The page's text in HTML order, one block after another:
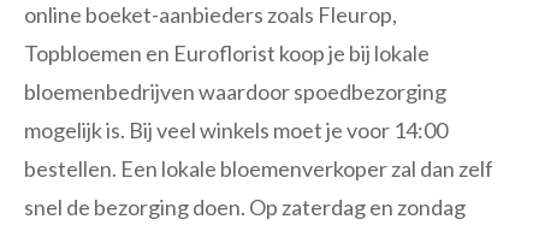
online boeket-aanbieders zoals Fleurop,
Topbloemen en Euroflorist koop je bij lokale
bloemenbedrijven waardoor spoedbezorging
mogelijk is. Bij veel winkels moet je voor 14:00
bestellen. Een lokale bloemenverkoper zal dan zelf
snel de bezorging doen. Op zaterdag en zondag